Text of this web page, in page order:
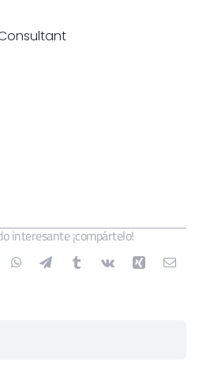
interesante ¡compártelo!